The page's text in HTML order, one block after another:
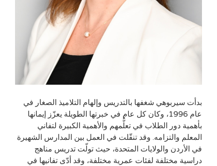
بدأت سيربوهي شغفها بالتدريس وإلهام التلاميذ الصغار في
عام 1996، وكان كل عام في خبرتها الطويلة يعزّز إيمانها
بأهمية دور الطلاب في تعلُّمهم والأهمية الكبيرة لتفاني
المعلم والتزامه. وقد تنقّلت في العمل بين المدارس الشهيرة
في الأردن والولايات المتحدة، حيث تولّت تدريس مناهج
دراسية مختلفة لفئات عمرية مختلفة، وقد أدّى تفانيها في